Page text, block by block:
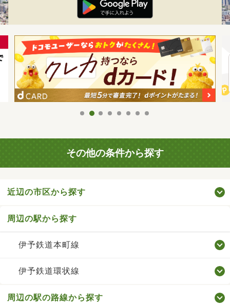
その他の条件から探す
近辺の市区から探す
周辺の駅から探す
伊予鉄道本町線
伊予鉄道環状線
周辺の駅の路線から探す